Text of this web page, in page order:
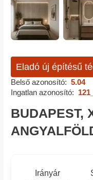
Eladó új építésű
Belső azonosító: 5.04
Ingatlan azonosító:
BUDAPEST,
Irányár